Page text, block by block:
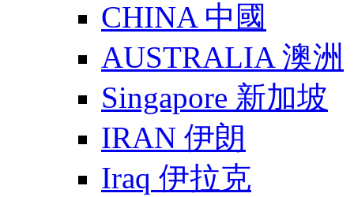
CHINA 中國
AUSTRALIA 澳洲
Singapore 新加坡
IRAN 伊朗
Iraq 伊拉克